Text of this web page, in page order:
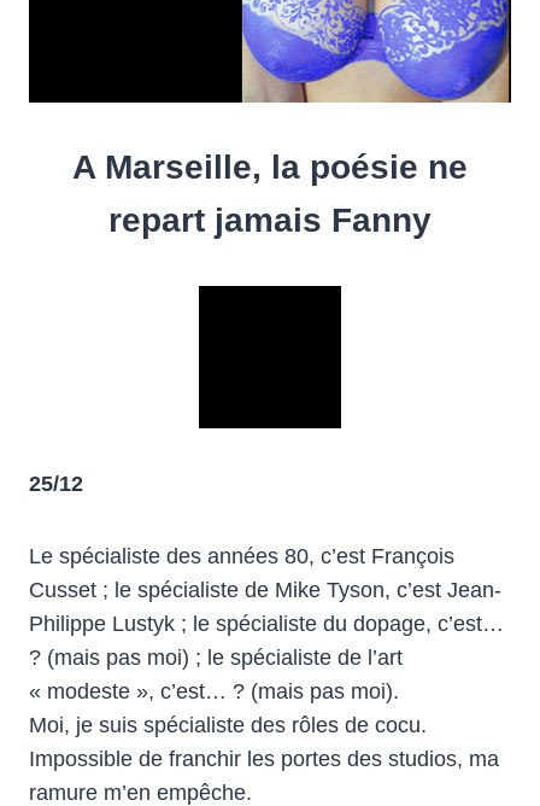
A Marseille, la poésie ne
repart jamais Fanny
25/12
Le spécialiste des années 80, c’est François
Cusset ; le spécialiste de Mike Tyson, c’est Jean-
Philippe Lustyk ; le spécialiste du dopage, c’est…
? (mais pas moi) ; le spécialiste de l’art
« modeste », c’est… ? (mais pas moi).
Moi, je suis spécialiste des rôles de cocu.
Impossible de franchir les portes des studios, ma
ramure m’en empêche.